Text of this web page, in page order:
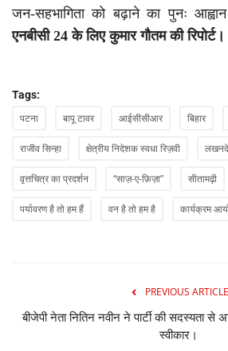
जन-सहभागिता को बढ़ाने का पुनः
एनबीसी 24 के लिए कुमार गौतम की रिपोर्ट।
Tags:
पटना बापू टावर आईसीसीआर बिहार
राजीव सिन्हा क्षेत्रीय निदेशक स्वधा रिज़वी
वृत्तचित्र का प्रदर्शन “साज़-ए-फ़िज़ा” सीतामढ़ी
पर्यावरण है तो हम हैं वन है तो हम है कार्यक्रम
PREVIOUS ARTICLE
बीजेपी नेता नितिन नवीन ने पार्टी की सदस्यता से
स्वीकार।